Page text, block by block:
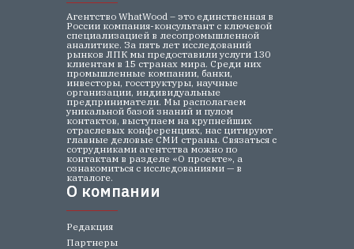
Редакция
Партнеры
Агентство WhatWood – это единственная в
России компания-консультант с ключевой
специализацией в лесопромышленной
аналитике. За пять лет исследований
рынков ЛПК мы предоставили услуги 130
клиентам в 15 странах мира. Среди них
промышленные компании, банки,
инвесторы, госструктуры, научные
организации, индивидуальные
предприниматели. Мы располагаем
уникальной базой знаний и пулом
контактов, выступаем на крупнейших
отраслевых конференциях, нас цитируют
главные деловые СМИ страны. Связаться с
сотрудниками агентства можно по
контактам в разделе «О проекте», а
ознакомиться с исследованиями — в
каталоге.
О компании
О компании